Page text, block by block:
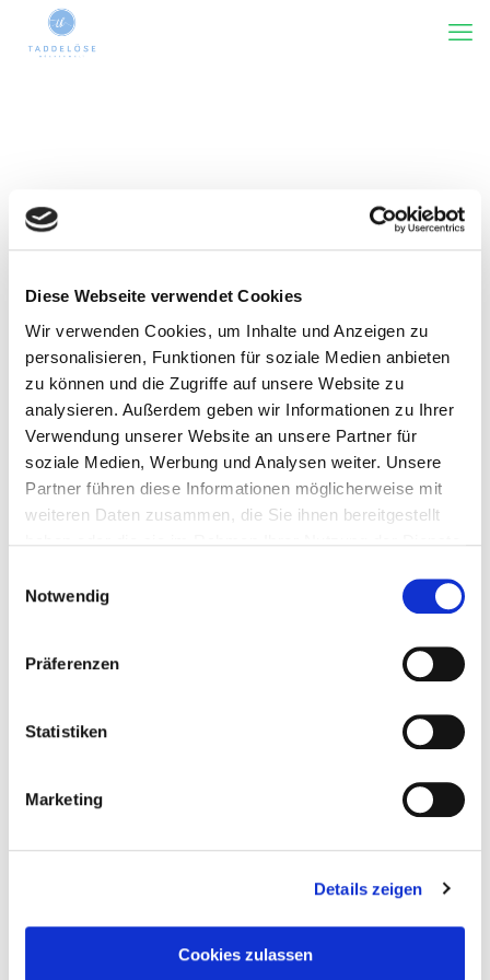
Diese Webseite verwendet Cookies
Wir verwenden Cookies, um Inhalte und Anzeigen zu
personalisieren, Funktionen für soziale Medien anbieten
zu können und die Zugriffe auf unsere Website zu
analysieren. Außerdem geben wir Informationen zu Ihrer
Verwendung unserer Website an unsere Partner für
soziale Medien, Werbung und Analysen weiter. Unsere
Partner führen diese Informationen möglicherweise mit
weiteren Daten zusammen, die Sie ihnen bereitgestellt
Notwendig
Präferenzen
Statistiken
Marketing
Details zeigen
Cookies zulassen
Kategorie(n) Tags
Rezensiert von
Zeige alles
Der Geist eines Psychopathen